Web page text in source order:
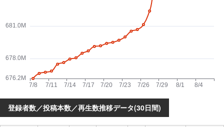
登録者数／投稿本数／再生数推移データ(30日間)